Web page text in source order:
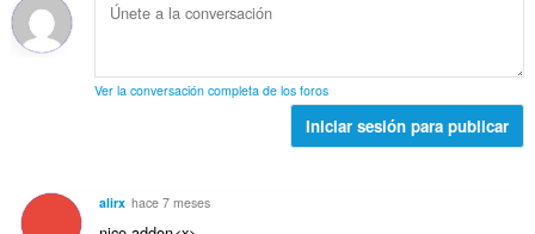
Ver la conversación completa de los foros
Iniciar sesión para publicar
alirx hace 7 meses